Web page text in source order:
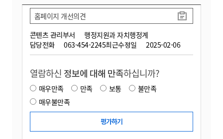
콘텐츠 관리부서
행정지원과 자치행정계
담당전화
063-454-2245최근수정일 2025-02-06
홈페이지 개선의견
열람하신 정보에 대해 만족하십니까?
매우만족 만족 보통
불만족
매우불만족